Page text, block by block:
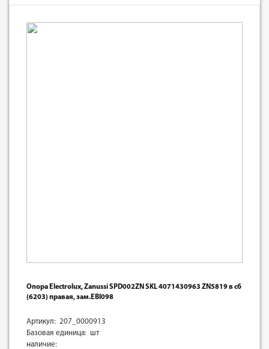
Опора Electrolux, Zanussi SPD002ZN SKL 4071430963 ZN5819 в сб
(6203) правая, зам.ЕВI098
Артикул: 207_0000913
Базовая единица: шт
наличие: